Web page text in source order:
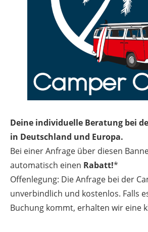
Deine individuelle Beratung bei
in Deutschland und Europa.
Bei einer Anfrage über diesen
automatisch einen Rabatt!*
Offenlegung: Die Anfrage bei der
unverbindlich und kostenlos. Falls
Buchung kommt, erhalten wir eine